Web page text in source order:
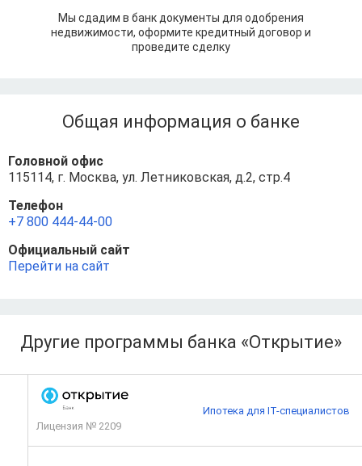
Мы сдадим в банк документы для одобрения
недвижимости, оформите кредитный договор и
проведите сделку
Общая информация о банке
Головной офис
115114, г. Москва, ул. Летниковская, д.2, стр.4
Телефон
+7 800 444-44-00
Официальный сайт
Перейти на сайт
Другие программы банка «Открытие»
Лицензия № 2209
Ипотека для IT-специалистов